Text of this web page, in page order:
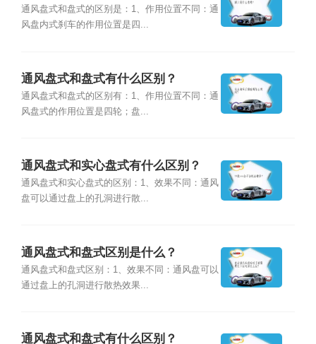
通风盘式和盘式的区别是：1、作用位置不同：通
风盘内式刹车的作用位置是四...
通风盘式和盘式有什么区别？
通风盘式和盘式的区别有：1、作用位置不同：通
风盘式的作用位置是四轮；盘...
通风盘式和实心盘式有什么区别？
通风盘式和实心盘式的区别：1、效果不同：通风
盘可以通过盘上的孔洞进行散...
通风盘式和盘式区别是什么？
通风盘式和盘式区别：1、效果不同：通风盘可以
通过盘上的孔洞进行散热效果...
通风盘式和盘式有什么区别？